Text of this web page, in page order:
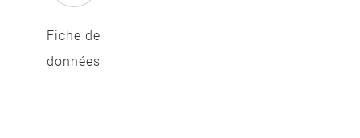
Fiche de
données